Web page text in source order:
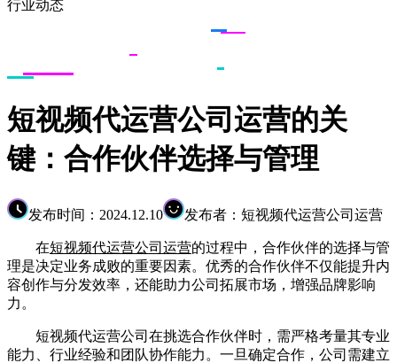
行业动态
短视频代运营公司运营的关
键：合作伙伴选择与管理
发布时间：2024.12.10 发布者：短视频代运营公司运营
在短视频代运营公司运营的过程中，合作伙伴的选择与管
理是决定业务成败的重要因素。优秀的合作伙伴不仅能提升内
容创作与分发效率，还能助力公司拓展市场，增强品牌影响
力。
短视频代运营公司在挑选合作伙伴时，需严格考量其专业
能力、行业经验和团队协作能力。一旦确定合作，公司需建立